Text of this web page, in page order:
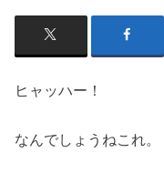
ヒャッハー！
なんでしょうねこれ。